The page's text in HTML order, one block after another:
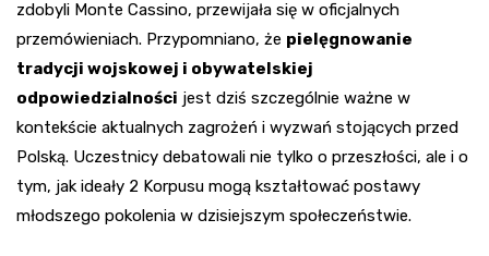
zdobyli Monte Cassino, przewijała się w oficjalnych
przemówieniach. Przypomniano, że pielęgnowanie
tradycji wojskowej i obywatelskiej
odpowiedzialności jest dziś szczególnie ważne w
kontekście aktualnych zagrożeń i wyzwań stojących przed
Polską. Uczestnicy debatowali nie tylko o przeszłości, ale i o
tym, jak ideały 2 Korpusu mogą kształtować postawy
młodszego pokolenia w dzisiejszym społeczeństwie.